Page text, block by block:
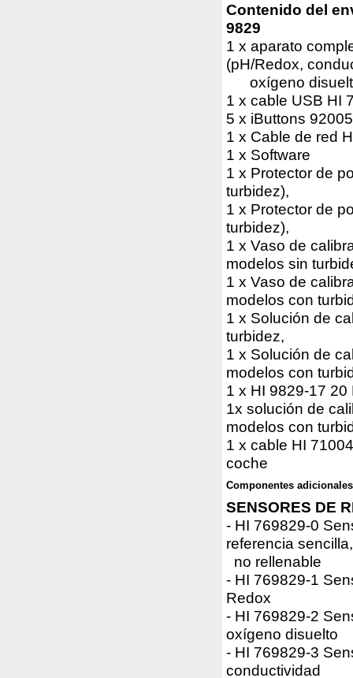
Contenido del
9829
1 x aparato
(pH/Redox,
oxígeno
1 x cable USB HI
5 x iButtons
1 x Cable de red
1 x Software
1 x Protector de
turbidez),
1 x Protector de
turbidez),
1 x Vaso de
modelos sin
1 x Vaso de
modelos con
1 x Solución de
turbidez,
1 x Solución de
modelos con
1 x HI 9829-17
1x solución de
modelos con
1 x cable HI
coche
Componentes
SENSORES DE
- HI 769829-0
referencia sencilla,
no rellenable
- HI 769829-1
Redox
- HI 769829-2
oxígeno disuelto
- HI 769829-3
conductividad